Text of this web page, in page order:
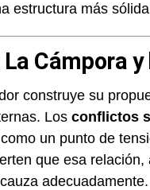
estructura más
Cámpora
construye su
Los conflictos
un punto de
que esa
adecuadamente.